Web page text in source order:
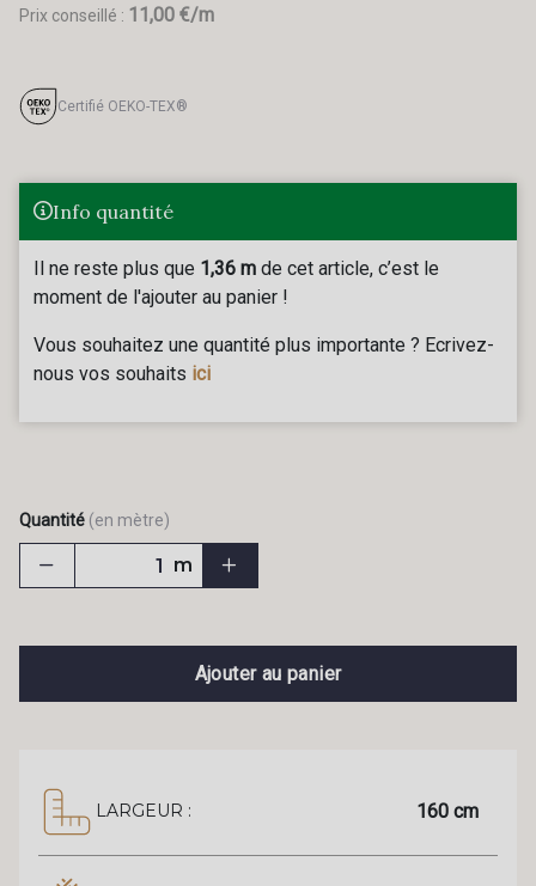
Prix conseillé : 11,00 €/m
Certifié OEKO-TEX®
Info quantité
Il ne reste plus que 1,36 m de cet article, c’est le
moment de l'ajouter au panier !
Vous souhaitez une quantité plus importante ? Ecrivez-
nous vos souhaits ici
Quantité (en mètre)
m
Ajouter au panier
LARGEUR : 160 cm